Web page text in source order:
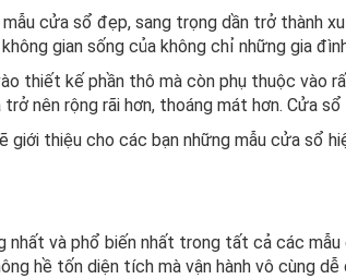
cửa sổ đẹp, sang trọng dần trở thành
gian sống của không chỉ những gia
thiết kế phần thô mà còn phụ thuộc vào
nên rộng rãi hơn, thoáng mát hơn. Cửa
giới thiệu cho các bạn những mẫu cửa sổ
nhất và phổ biến nhất trong tất cả các
hề tốn diện tích mà vận hành vô cùng